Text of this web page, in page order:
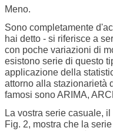
Meno.
Sono completamente
hai detto - si riferisce a
con poche variazioni di
esistono serie di questo
applicazione della
attorno alla stazionarietà
famosi sono ARIMA,
La vostra serie casuale,
Fig. 2, mostra che la